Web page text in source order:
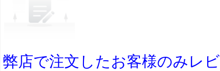
弊店で注文したお客様のみレ